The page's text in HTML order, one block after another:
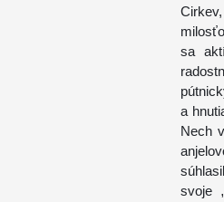
sa
a
Nech
svoje